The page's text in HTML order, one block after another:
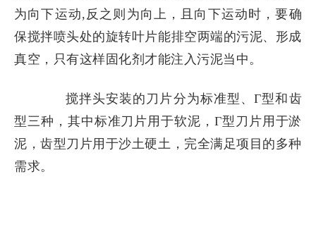
为向下运动,反之则为向上，且向下运动时，要确
保搅拌喷头处的旋转叶片能排空两端的污泥、形成
真空，只有这样固化剂才能注入污泥当中。
搅拌头安装的刀片分为标准型、Γ型和齿
型三种，其中标准刀片用于软泥，Γ型刀片用于淤
泥，齿型刀片用于沙土硬土，完全满足项目的多种
需求。